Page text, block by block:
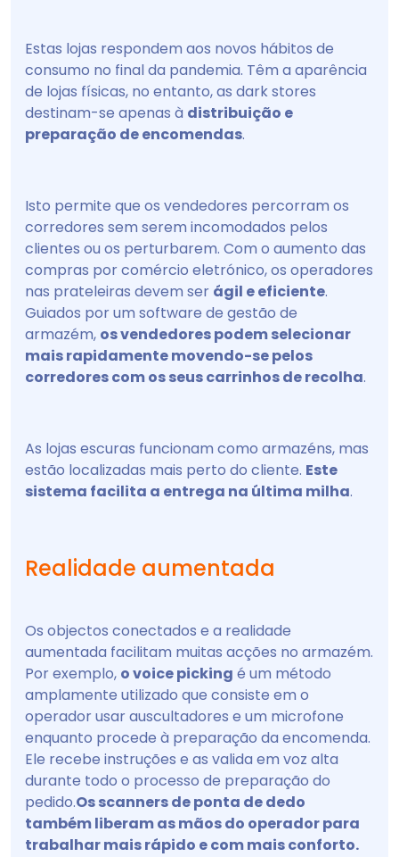
Estas lojas respondem aos novos hábitos de
consumo no final da pandemia. Têm a aparência
de lojas físicas, no entanto, as dark stores
destinam-se apenas à distribuição e
preparação de encomendas.
Isto permite que os vendedores percorram os
corredores sem serem incomodados pelos
clientes ou os perturbarem. Com o aumento das
compras por comércio eletrónico, os operadores
nas prateleiras devem ser ágil e eficiente.
Guiados por um software de gestão de
armazém, os vendedores podem selecionar
mais rapidamente movendo-se pelos
corredores com os seus carrinhos de recolha.
As lojas escuras funcionam como armazéns, mas
estão localizadas mais perto do cliente. Este
sistema facilita a entrega na última milha.
Realidade aumentada
Os objectos conectados e a realidade
aumentada facilitam muitas acções no armazém.
Por exemplo, o voice picking é um método
amplamente utilizado que consiste em o
operador usar auscultadores e um microfone
enquanto procede à preparação da encomenda.
Ele recebe instruções e as valida em voz alta
durante todo o processo de preparação do
pedido.Os scanners de ponta de dedo
também liberam as mãos do operador para
trabalhar mais rápido e com mais conforto.